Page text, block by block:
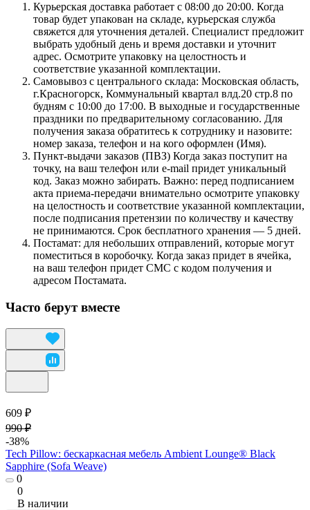
Курьерская доставка работает с 08:00 до 20:00. Когда
товар будет упакован на складе, курьерская служба
свяжется для уточнения деталей. Специалист предложит
выбрать удобный день и время доставки и уточнит
адрес. Осмотрите упаковку на целостность и
соответствие указанной комплектации.
Самовывоз с центрального склада: Московская область,
г.Красногорск, Коммунальный квартал влд.20 стр.8 по
будням с 10:00 до 17:00. В выходные и государственные
праздники по предварительному согласованию. Для
получения заказа обратитесь к сотруднику и назовите:
номер заказа, телефон и на кого оформлен (Имя).
Пункт-выдачи заказов (ПВЗ) Когда заказ поступит на
точку, на ваш телефон или e-mail придет уникальный
код. Заказ можно забирать. Важно: перед подписанием
акта приема-передачи внимательно осмотрите упаковку
на целостность и соответствие указанной комплектации,
после подписания претензии по количеству и качеству
не принимаются. Срок бесплатного хранения — 5 дней.
Постамат: для небольших отправлений, которые могут
поместиться в коробочку. Когда заказ придет в ячейка,
на ваш телефон придет СМС с кодом получения и
адресом Постамата.
Часто берут вместе
609 ₽
990 ₽
-38%
Tech Pillow: бескаркасная мебель Ambient Lounge® Black
Sapphire (Sofa Weave)
0
0
В наличии